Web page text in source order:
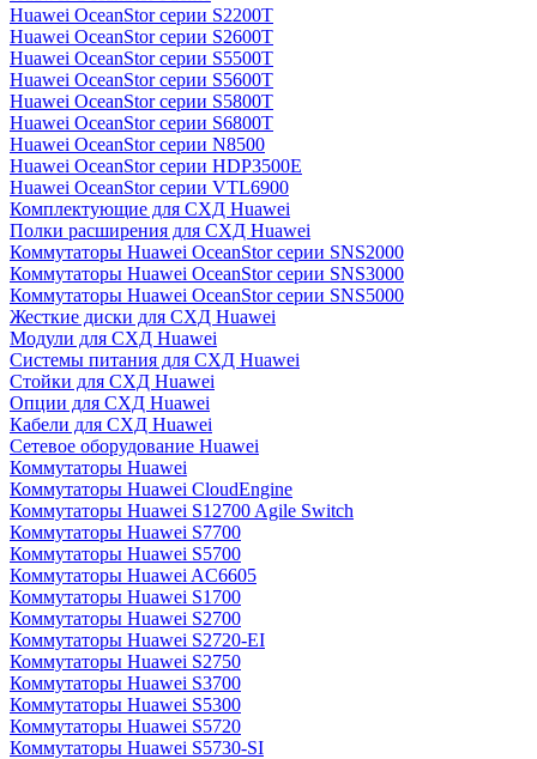
Huawei OceanStor серии S2200T
Huawei OceanStor серии S2600T
Huawei OceanStor серии S5500T
Huawei OceanStor серии S5600T
Huawei OceanStor серии S5800T
Huawei OceanStor серии S6800T
Huawei OceanStor серии N8500
Huawei OceanStor серии HDP3500E
Huawei OceanStor серии VTL6900
Комплектующие для СХД Huawei
Полки расширения для СХД Huawei
Коммутаторы Huawei OceanStor серии SNS2000
Коммутаторы Huawei OceanStor серии SNS3000
Коммутаторы Huawei OceanStor серии SNS5000
Жесткие диски для СХД Huawei
Модули для СХД Huawei
Системы питания для СХД Huawei
Стойки для СХД Huawei
Опции для СХД Huawei
Кабели для СХД Huawei
Сетевое оборудование Huawei
Коммутаторы Huawei
Коммутаторы Huawei CloudEngine
Коммутаторы Huawei S12700 Agile Switch
Коммутаторы Huawei S7700
Коммутаторы Huawei S5700
Коммутаторы Huawei AC6605
Коммутаторы Huawei S1700
Коммутаторы Huawei S2700
Коммутаторы Huawei S2720-EI
Коммутаторы Huawei S2750
Коммутаторы Huawei S3700
Коммутаторы Huawei S5300
Коммутаторы Huawei S5720
Коммутаторы Huawei S5730-SI